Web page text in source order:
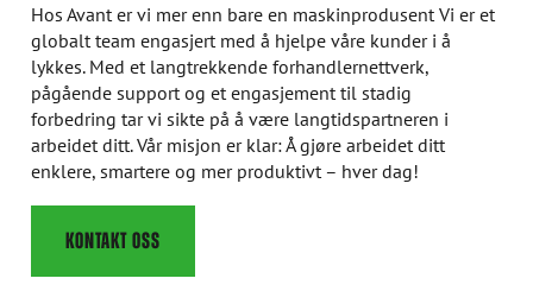
Hos Avant er vi mer enn bare en maskinprodusent Vi er et
globalt team engasjert med å hjelpe våre kunder i å
lykkes. Med et langtrekkende forhandlernettverk,
pågående support og et engasjement til stadig
forbedring tar vi sikte på å være langtidspartneren i
arbeidet ditt. Vår misjon er klar: Å gjøre arbeidet ditt
enklere, smartere og mer produktivt – hver dag!
KONTAKT OSS